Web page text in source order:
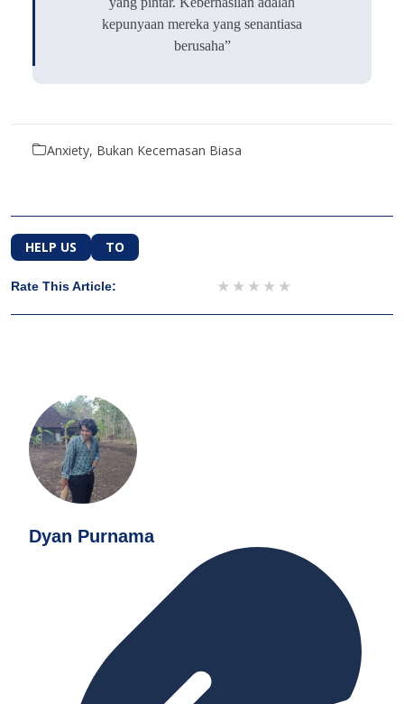
kepunyaan mereka yang senantiasa
berusaha”
Anxiety, Bukan Kecemasan Biasa
HELP US TO
Rate This Article: 4 stars
3 stars
2 stars
1 star
Dyan Purnama